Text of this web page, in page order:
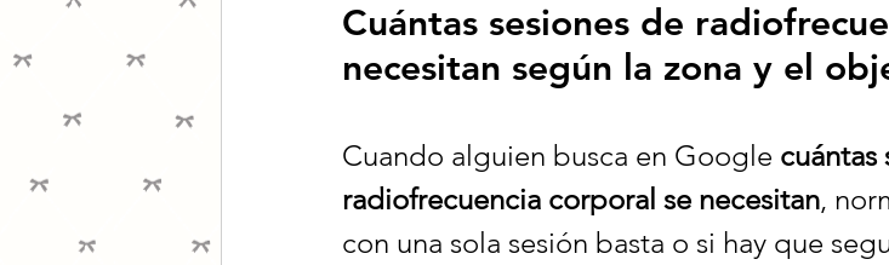
Cuántas sesiones de
necesitan según la zona y el
Cuando alguien busca en Google cuántas
radiofrecuencia corporal se necesitan,
con una sola sesión basta o si hay que